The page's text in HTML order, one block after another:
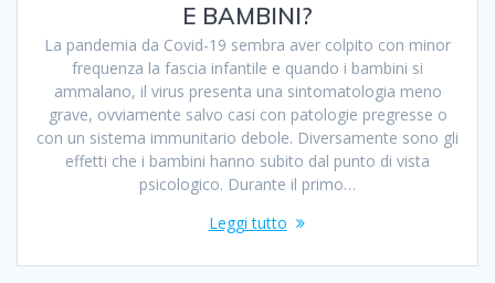
E BAMBINI?
La pandemia da Covid-19 sembra aver colpito con minor
frequenza la fascia infantile e quando i bambini si
ammalano, il virus presenta una sintomatologia meno
grave, ovviamente salvo casi con patologie pregresse o
con un sistema immunitario debole. Diversamente sono gli
effetti che i bambini hanno subito dal punto di vista
psicologico. Durante il primo…
Leggi tutto